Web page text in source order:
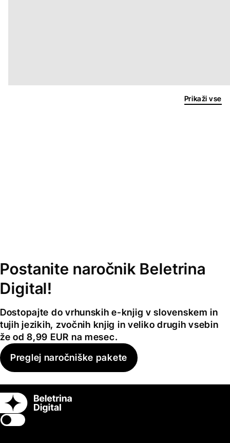
Prikaži vse
Postanite naročnik Beletrina
Digital!
Dostopajte do vrhunskih e-knjig v slovenskem in
tujih jezikih, zvočnih knjig in veliko drugih vsebin
že od 8,99 EUR na mesec.
Preglej naročniške pakete
Switch theme